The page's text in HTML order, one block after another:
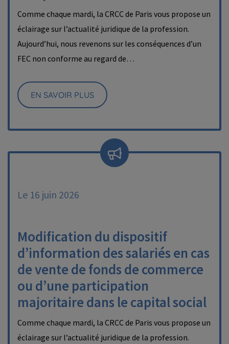
Comme chaque mardi, la CRCC de Paris vous propose un
éclairage sur l’actualité juridique de la profession.
Aujourd’hui, nous revenons sur les conséquences d’un
FEC non conforme au regard de…
EN SAVOIR PLUS
Le 16 juin 2026
Modification du dispositif
d’information des salariés en cas
de vente de fonds de commerce
ou d’une participation
majoritaire dans le capital social
Comme chaque mardi, la CRCC de Paris vous propose un
éclairage sur l’actualité juridique de la profession.